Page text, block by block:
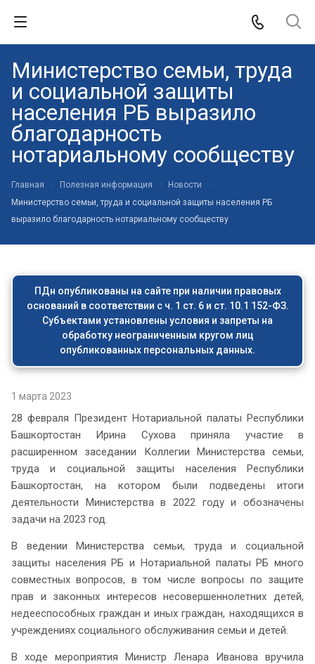
Министерство семьи, труда
и социальной защиты
населения РБ выразило
благодарность
нотариальному сообществу
Главная Полезная информация
Новости
Министерство семьи, труда и социальной защиты населения РБ
выразило благодарность нотариальному сообществу
ПДн опубликованы на сайте при наличии правовых
оснований в соответствии с ч. 1 ст. 6 и ст. 10.1 152-ФЗ.
Субъектами установлены условия и запреты на
обработку неограниченным кругом лиц
опубликованных персональных данных.
1 марта 2023
28 февраля Президент Нотариальной палаты Республики
Башкортостан Ирина Сухова приняла участие в
расширенном заседании Коллегии Министерства семьи,
труда и социальной защиты населения Республики
Башкортостан, на котором были подведены итоги
деятельности Министерства в 2022 году и обозначены
задачи на 2023 год.
В ведении Министерства семьи, труда и социальной
защиты населения РБ и Нотариальной палаты РБ много
совместных вопросов, в том числе вопросы по защите
прав и законных интересов несовершеннолетних детей,
недееспособных граждан и иных граждан, находящихся в
учреждениях социального обслуживания семьи и детей.
В ходе мероприятия Министр Ленара Иванова вручила